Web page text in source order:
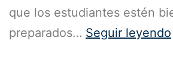
que los estudiantes estén
preparados… Seguir leyendo